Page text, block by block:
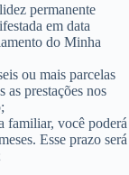
permanente
em data
do Minha
ou mais parcelas
as prestações nos
familiar, você poderá
Esse prazo será